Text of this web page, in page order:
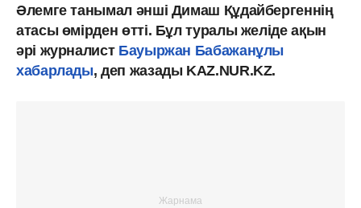
Әлемге танымал әнші Димаш Құдайбергеннің
атасы өмірден өтті. Бұл туралы желіде ақын
әрі журналист Бауыржан Бабажанұлы
хабарлады, деп жазады KAZ.NUR.KZ.